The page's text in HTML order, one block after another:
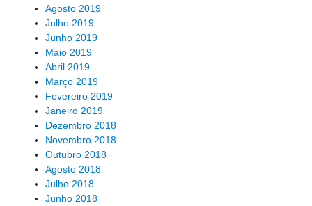
Agosto 2019
Julho 2019
Junho 2019
Maio 2019
Abril 2019
Março 2019
Fevereiro 2019
Janeiro 2019
Dezembro 2018
Novembro 2018
Outubro 2018
Agosto 2018
Julho 2018
Junho 2018